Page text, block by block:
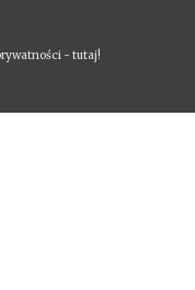
- tutaj!